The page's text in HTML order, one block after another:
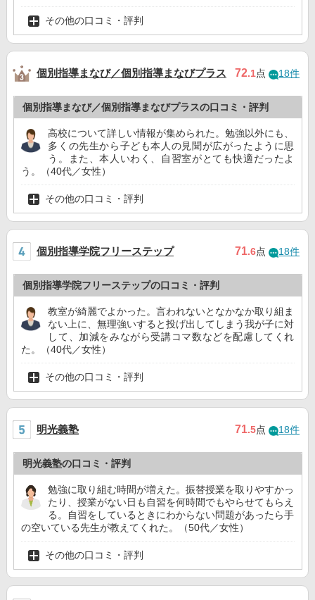
その他の口コミ・評判
個別指導まなび／個別指導まなびプラス 72.1点 18件
個別指導まなび／個別指導まなびプラスの口コミ・評判
高校について詳しい情報が集められた。勉強以外にも、
多くの先生から子ども本人の見聞が広がったように思
う。また、本人いわく、自習室がとても快適だったよ
う。（40代／女性）
その他の口コミ・評判
個別指導学院フリーステップ 71.6点 18件
個別指導学院フリーステップの口コミ・評判
教室が綺麗でよかった。言われないとなかなか取り組ま
ない上に、無理強いすると投げ出してしまう我が子に対
して、加減をみながら受講コマ数などを配慮してくれ
た。（40代／女性）
その他の口コミ・評判
明光義塾 71.5点 18件
明光義塾の口コミ・評判
勉強に取り組む時間が増えた。振替授業を取りやすかっ
たり、授業がない日も自習を何時間でもやらせてもらえ
る。自習をしているときにわからない問題があったら手
の空いている先生が教えてくれた。（50代／女性）
その他の口コミ・評判